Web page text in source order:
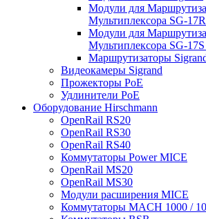
Модули для
Мультиплексора SG-
Модули для
Мультиплексора SG-
Маршрутизаторы
Видеокамеры Sigrand
Прожекторы PoE
Удлинители PoE
Оборудование Hirschmann
OpenRail RS20
OpenRail RS30
OpenRail RS40
Коммутаторы Power MICE
OpenRail MS20
OpenRail MS30
Модули расширения MICE
Коммутаторы MACH 1000 /